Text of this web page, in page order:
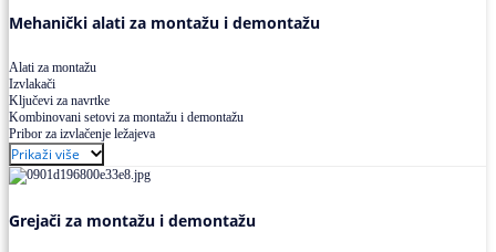
Mehanički alati za montažu i demontažu
Alati za montažu
Izvlakači
Ključevi za navrtke
Kombinovani setovi za montažu i demontažu
Pribor za izvlačenje ležajeva
Prikaži više
Grejači za montažu i demontažu